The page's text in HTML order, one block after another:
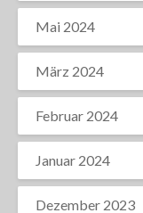
Mai 2024
März 2024
Februar 2024
Januar 2024
Dezember 2023